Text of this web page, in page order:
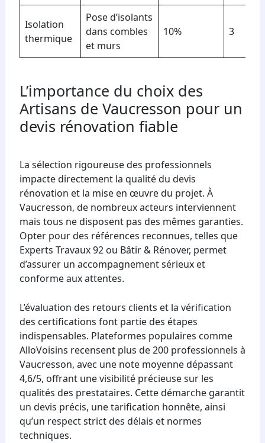
Isolation
thermique
Pose d’isolants
dans combles
et murs
10% 3
L’importance du choix des
Artisans de Vaucresson pour un
devis rénovation fiable
La sélection rigoureuse des professionnels
impacte directement la qualité du devis
rénovation et la mise en œuvre du projet. À
Vaucresson, de nombreux acteurs interviennent
mais tous ne disposent pas des mêmes garanties.
Opter pour des références reconnues, telles que
Experts Travaux 92 ou Bâtir & Rénover, permet
d’assurer un accompagnement sérieux et
conforme aux attentes.
L’évaluation des retours clients et la vérification
des certifications font partie des étapes
indispensables. Plateformes populaires comme
AlloVoisins recensent plus de 200 professionnels à
Vaucresson, avec une note moyenne dépassant
4,6/5, offrant une visibilité précieuse sur les
qualités des prestataires. Cette démarche garantit
un devis précis, une tarification honnête, ainsi
qu’un respect strict des délais et normes
techniques.